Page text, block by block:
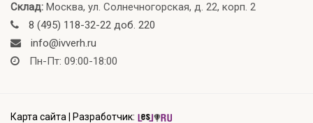
Склад: Москва, ул. Солнечногорская, д. 22, корп. 2
8 (495) 118-32-22 доб. 220
info@ivverh.ru
Пн-Пт: 09:00-18:00
Карта сайта Разработчик: